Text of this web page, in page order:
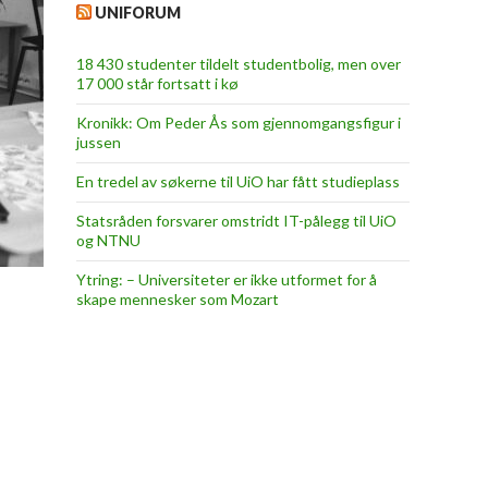
UNIFORUM
18 430 studenter tildelt studentbolig, men over
17 000 står fortsatt i kø
Kronikk: Om Peder Ås som gjennomgangsfigur i
jussen
En tredel av søkerne til UiO har fått studieplass
Statsråden forsvarer omstridt IT-pålegg til UiO
og NTNU
Ytring: – Universiteter er ikke utformet for å
skape mennesker som Mozart